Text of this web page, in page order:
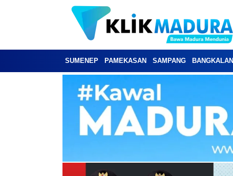
SUMENEP PAMEKASAN SAMPANG BANGKALAN